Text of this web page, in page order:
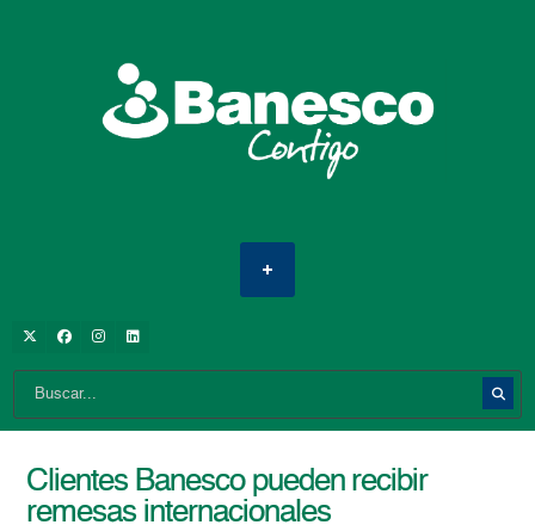
Clientes Banesco pueden recibir
remesas internacionales